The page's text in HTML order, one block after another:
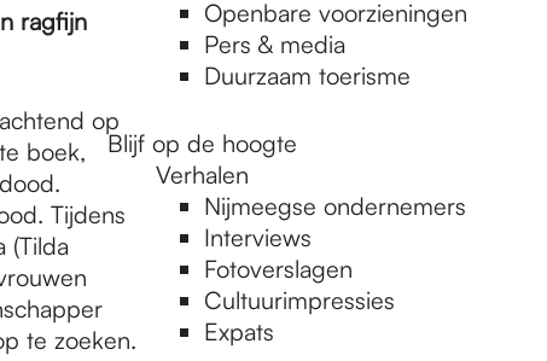
Openbare voorzieningen
Pers & media
Duurzaam toerisme
Blijf op de hoogte
Verhalen
Nijmeegse ondernemers
Interviews
Fotoverslagen
Cultuurimpressies
Expats
ragfijn
op
boek,
Tijdens
(Tilda
te zoeken.